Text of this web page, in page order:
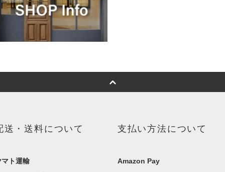
送・送料について
マト運輸
支払い方法について
Amazon Pay